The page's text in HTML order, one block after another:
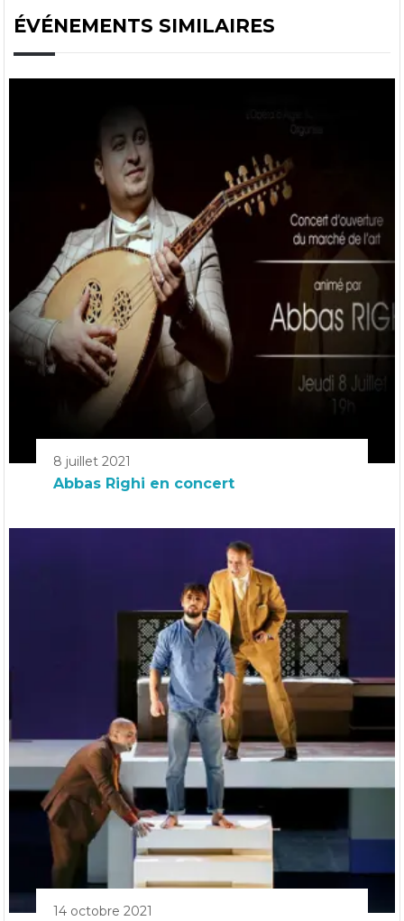
ÉVÉNEMENTS SIMILAIRES
8 juillet 2021
Abbas Righi en concert
14 octobre 2021